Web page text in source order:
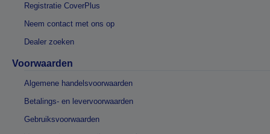
Registratie CoverPlus
Neem contact met ons op
Dealer zoeken
Voorwaarden
Algemene handelsvoorwaarden
Betalings- en levervoorwaarden
Gebruiksvoorwaarden